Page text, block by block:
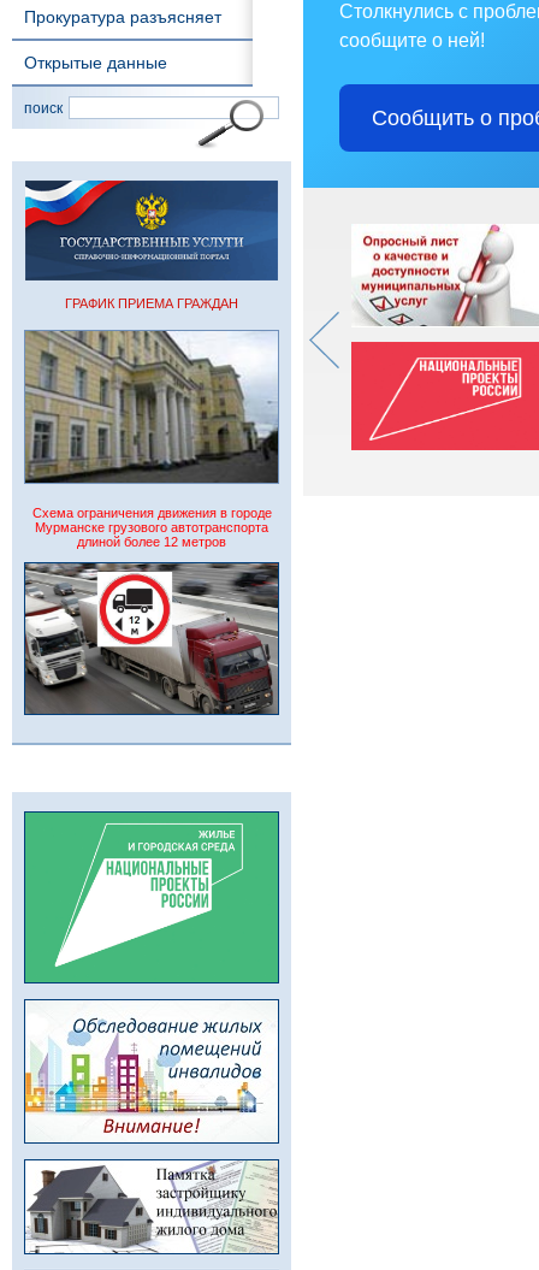
Прокуратура разъясняет
Открытые данные
поиск
ГРАФИК ПРИЕМА ГРАЖДАН
Схема ограничения движения в городе
Мурманске грузового автотранспорта
длиной более 12 метров
Столкнулись с
сообщите о ней!
Сообщить о